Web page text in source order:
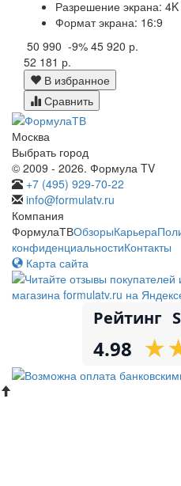
Разрешение экрана:
Формат экрана: 16:9
50 990 -9% 45 920 р.
52 181 р.
В избранное
Сравнить
Москва
Выбрать город
© 2009 - 2026. Формула TV
+7 (495) 929-70-22
info@formulatv.ru
Компания
ФормулаТВОбзорыКарьера
конфиденциальностиКонтакты
Карта сайта
Рейтинг
4.98 ★
★